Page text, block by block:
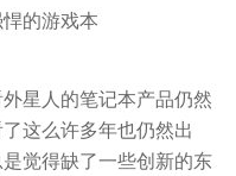
星人的笔记本产品仍然
这么许多年也仍然出
觉得缺了一些创新的东